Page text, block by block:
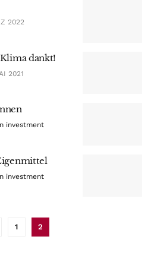
2022
dankt!
2021
investment
investment
1 2